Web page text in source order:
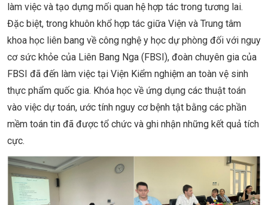
làm việc và tạo dựng mối quan hệ hợp tác trong tương lai.
Đặc biệt, trong khuôn khổ hợp tác giữa Viện và Trung tâm
khoa học liên bang về công nghệ y học dự phòng đối với nguy
cơ sức khỏe của Liên Bang Nga (FBSI), đoàn chuyên gia của
FBSI đã đến làm việc tại Viện Kiểm nghiệm an toàn vệ sinh
thực phẩm quốc gia. Khóa học về ứng dụng các thuật toán
vào việc dự toán, ước tính nguy cơ bệnh tật bằng các phần
mềm toán tin đã được tổ chức và ghi nhận những kết quả tích
cực.